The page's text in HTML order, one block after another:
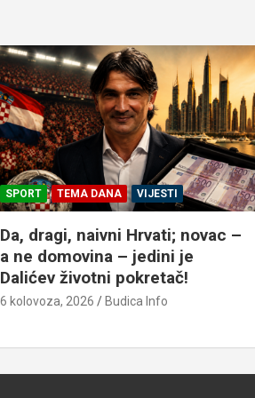
KULTURA VIJESTI
Apševački čuvari tradicije
6 kolovoza, 2026 Budica Info